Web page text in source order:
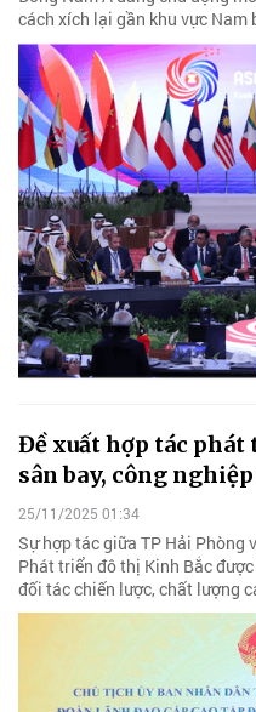
cách xích lại gần khu vực Nam
Đề xuất hợp tác
sân bay, công
25/11/2025 01:34
Sự hợp tác giữa TP Hải Phòng
Phát triển đô thị Kinh Bắc
đối tác chiến lược, chất lượng